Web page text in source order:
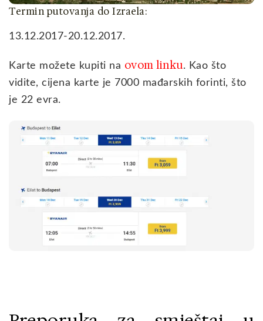
Termin putovanja do Izraela:
13.12.2017-20.12.2017.
Karte možete kupiti na ovom linku. Kao što
vidite, cijena karte je 7000 mađarskih forinti, što
je 22 evra.